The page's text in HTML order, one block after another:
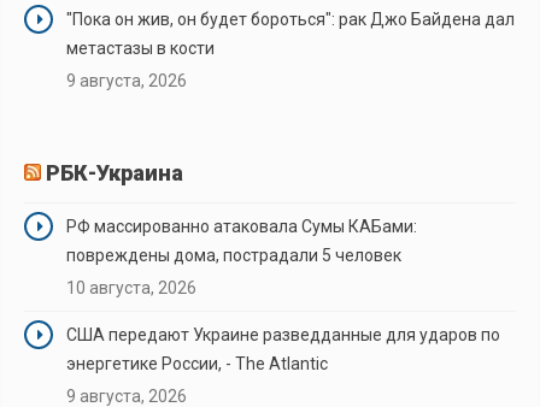
"Пока он жив, он будет бороться": рак Джо Байдена дал
метастазы в кости
9 августа, 2026
РБК-Украина
РФ массированно атаковала Сумы КАБами:
повреждены дома, пострадали 5 человек
10 августа, 2026
США передают Украине разведданные для ударов по
энергетике России, - The Atlantic
9 августа, 2026